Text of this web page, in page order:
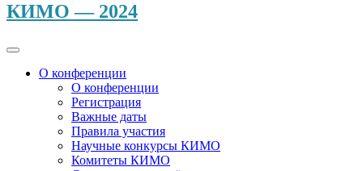
КИМО — 2024
О конференции
О конференции
Регистрация
Важные даты
Правила участия
Научные конкурсы КИМО
Комитеты КИМО